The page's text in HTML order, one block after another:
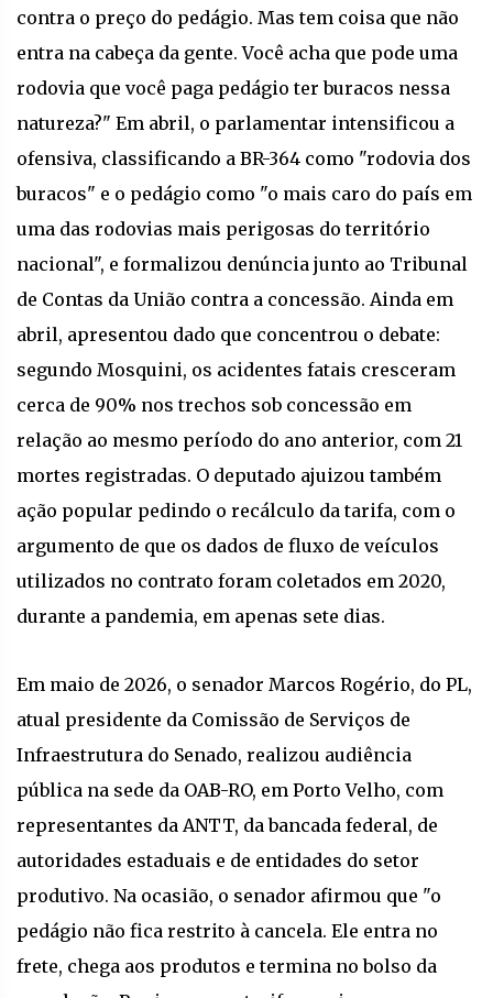
contra o preço do pedágio. Mas tem coisa que não
entra na cabeça da gente. Você acha que pode uma
rodovia que você paga pedágio ter buracos nessa
natureza?" Em abril, o parlamentar intensificou a
ofensiva, classificando a BR-364 como "rodovia dos
buracos" e o pedágio como "o mais caro do país em
uma das rodovias mais perigosas do território
nacional", e formalizou denúncia junto ao Tribunal
de Contas da União contra a concessão. Ainda em
abril, apresentou dado que concentrou o debate:
segundo Mosquini, os acidentes fatais cresceram
cerca de 90% nos trechos sob concessão em
relação ao mesmo período do ano anterior, com 21
mortes registradas. O deputado ajuizou também
ação popular pedindo o recálculo da tarifa, com o
argumento de que os dados de fluxo de veículos
utilizados no contrato foram coletados em 2020,
durante a pandemia, em apenas sete dias.
Em maio de 2026, o senador Marcos Rogério, do PL,
atual presidente da Comissão de Serviços de
Infraestrutura do Senado, realizou audiência
pública na sede da OAB-RO, em Porto Velho, com
representantes da ANTT, da bancada federal, de
autoridades estaduais e de entidades do setor
produtivo. Na ocasião, o senador afirmou que "o
pedágio não fica restrito à cancela. Ele entra no
frete, chega aos produtos e termina no bolso da